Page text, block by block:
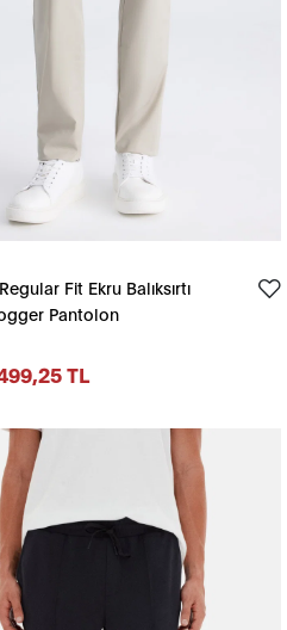
Fit Ekru Balıksırtı
Pantolon
TL